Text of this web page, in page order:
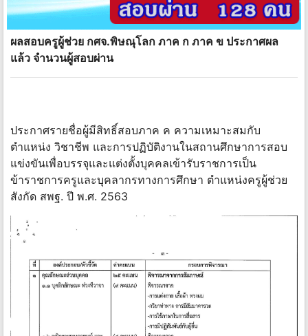
ผลสอบครูผู้ช่วย กศจ.พิษณุโลก ภาค ก ภาค ข ประกาศผล
แล้ว จำนวนผู้สอบผ่าน
ประกาศรายชื่อผู้มีสิทธิ์สอบภาค ค ความเหมาะสมกับ
ตำแหน่ง วิชาชีพ และการปฏิบัติงานในสถานศึกษาการสอบ
แข่งขันเพื่อบรรจุและแต่งตั้งบุคคลเข้ารับราชการเป็น
ข้าราชการครูและบุคลากรทางการศึกษา ตำแหน่งครูผู้ช่วย
สังกัด สพฐ. ปี พ.ศ. 2563